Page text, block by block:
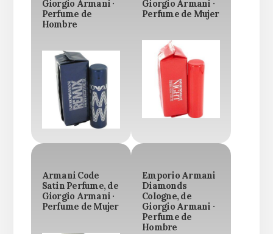
Giorgio Armani ·
Perfume de
Hombre
Giorgio Armani ·
Perfume de Mujer
Armani Code
Satin Perfume, de
Giorgio Armani ·
Perfume de Mujer
Emporio Armani
Diamonds
Cologne, de
Giorgio Armani ·
Perfume de
Hombre